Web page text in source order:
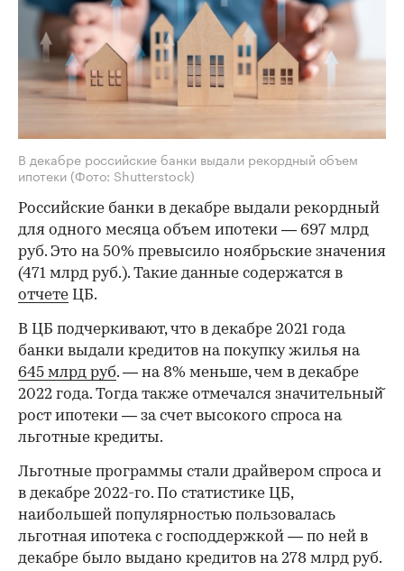
В декабре российские банки выдали рекордный объем
ипотеки(Фото: Shutterstock)
Российские банки в декабре выдали рекордный
для одного месяца объем ипотеки — 697 млрд
руб. Это на 50% превысило ноябрьские значения
(471 млрд руб.). Такие данные содержатся в
отчете ЦБ.
В ЦБ подчеркивают, что в декабре 2021 года
банки выдали кредитов на покупку жилья на
645 млрд руб. — на 8% меньше, чем в декабре
2022 года. Тогда также отмечался значительный̆
рост ипотеки — за счет высокого спроса на
льготные кредиты.
Льготные программы стали драйвером спроса и
в декабре 2022-го. По статистике ЦБ,
наибольшей популярностью пользовалась
льготная ипотека с господдержкой — по ней в
декабре было выдано кредитов на 278 млрд руб.